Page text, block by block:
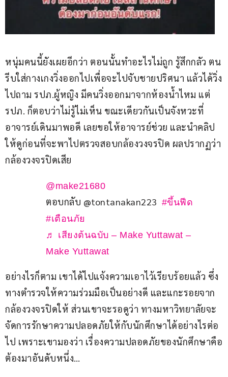
หนุ่มคนนี้ยังเผยอีกว่า ตอนนั้นทำอะไรไม่ถูก รู้สึกกลัว ตน
รีบใส่กางเกงวิ่งออกไปเพื่อจะไปจับชายปริศนา แล้วได้วิ่ง
ไปถาม รปภ.ผู้หญิง มีคนวิ่งออกมาจากห้องน้ำไหม แต่
รปภ. ก็ตอบว่าไม่รู้ไม่เห็น ขณะเดียวกันเป็นจังหวะที่
อาจารย์เดินมาพอดี เลยขอให้อาจารย์ช่วย และนำคลิป
ให้ดูก่อนที่จะพาไปตรวจสอบกล้องวงจรปิด ผลปรากฏว่า
กล้องวงจรปิดเสีย
@make21680
ตอบกลับ @tontanakan223 #ขึ้นฟีด
#เตือนภัย
♬ เสียงต้นฉบับ – Make Yuttawat –
Make Yuttawat
อย่างไรก็ตาม เขาได้ไปแจ้งความเอาไว้เรียบร้อยแล้ว ซึ่ง
ทางตำรวจให้ความร่วมมือเป็นอย่างดี และแกะรอยจาก
กล้องวงจรปิดให้ ส่วนเขาจะรอดูว่า ทางมหาวิทยาลัยจะ
จัดการรักษาความปลอดภัยให้กับนักศึกษาได้อย่างไรต่อ
ไป เพราะเขามองว่า เรื่องความปลอดภัยของนักศึกษาคือ
ต้องมาอันดับหนึ่ง…